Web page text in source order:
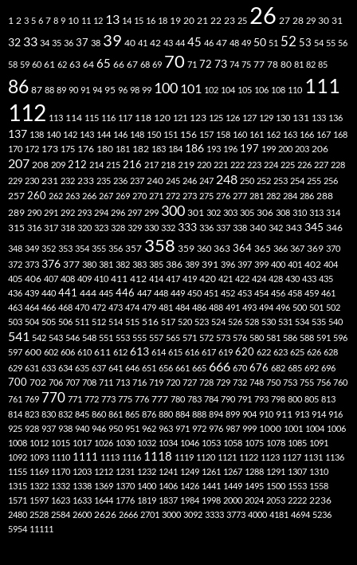
1 2 3 5 6 7 8 9 10 11 12 13 14 15 16 18 19 20 21 22 23 25 26 27 28 29 30 31
32 33 34 35 36 37 38 39 40 41 42 43 44 45 46 47 48 49 50 51 52 53 54 55 56
58 59 60 61 62 63 64 65 66 67 68 69 70 71 72 73 74 75 77 78 80 81 82 85
86 87 88 89 90 91 94 95 96 98 99 100 101 102 104 105 106 108 110 111
112 113 114 115 116 117 118 120 121 123 125 126 127 129 130 131 133 136
137 138 140 142 143 144 146 148 150 151 156 157 158 160 161 162 163 166 167 168
170 172 173 175 176 180 181 182 183 184 186 193 196 197 199 200 203 206
207 208 209 212 214 215 216 217 218 219 220 221 222 223 224 225 226 227 228
229 230 231 232 233 235 236 237 240 245 246 247 248 250 252 253 254 255 256
257 260 262 263 266 267 269 270 271 272 273 275 276 277 281 282 284 286 288
289 290 291 292 293 294 296 297 299 300 301 302 303 305 306 308 310 313 314
315 316 317 318 320 323 328 329 330 332 333 336 337 338 340 342 343 345 346
348 349 352 353 354 355 356 357 358 359 360 363 364 365 366 367 369 370
372 373 376 377 380 381 382 383 385 386 389 391 396 397 399 400 401 402 404
405 406 407 408 409 410 411 412 414 417 419 420 421 422 424 428 430 433 435
436 439 440 441 444 445 446 447 448 449 450 451 452 453 454 456 458 459 461
463 464 466 468 470 472 473 474 479 481 484 486 488 491 493 494 496 500 501 502
503 504 505 506 511 512 514 515 516 517 520 523 524 526 528 530 531 534 535 540
541 542 543 546 548 551 553 555 557 565 571 572 573 576 580 581 586 588 591 596
597 600 602 606 610 611 612 613 614 615 616 617 619 620 622 623 625 626 628
629 631 633 634 635 637 641 646 651 656 661 665 666 670 676 682 685 692 696
700 702 706 707 708 711 713 716 719 720 727 728 729 732 748 750 753 755 756 760
761 769 770 771 772 773 775 776 777 780 783 784 790 791 793 798 800 805 813
814 823 830 832 845 860 861 865 876 880 884 888 894 899 904 910 911 913 914 916
925 928 937 938 940 946 950 951 962 963 971 972 976 987 999 1000 1001 1004 1006
1008 1012 1015 1017 1026 1030 1032 1034 1046 1053 1058 1075 1078 1085 1091
1092 1093 1110 1111 1113 1116 1118 1119 1120 1121 1122 1123 1127 1131 1136
1155 1169 1170 1203 1212 1231 1232 1241 1249 1261 1267 1288 1291 1307 1310
1315 1322 1332 1338 1369 1370 1400 1406 1426 1441 1449 1495 1500 1553 1558
1571 1597 1623 1633 1644 1776 1819 1837 1984 1998 2000 2024 2053 2222 2236
2480 2528 2584 2600 2626 2666 2701 3000 3092 3333 3773 4000 4181 4694 5236
5954 11111